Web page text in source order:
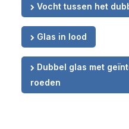
Vocht tussen het
Glas in lood
Dubbel glas met
roeden